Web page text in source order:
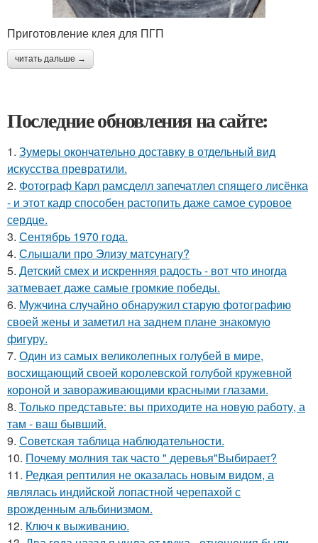
Приготовление клея для ПГП
читать дальше →
Последние обновления на сайте:
1. Зумеры окончательно доставку в отдельный вид
искусства превратили.
2. Фотограф Карл рамсделл запечатлел спящего лисёнка
- и этот кадр способен растопить даже самое суровое
сердце.
3. Сентябрь 1970 года.
4. Слышали про Элизу матсунагу?
5. Детский смех и искренняя радость - вот что иногда
затмевает даже самые громкие победы.
6. Мужчина случайно обнаружил старую фотографию
своей жены и заметил на заднем плане знакомую
фигуру.
7. Один из самых великолепных голубей в мире,
восхищающий своей королевской голубой кружевной
короной и завораживающими красными глазами.
8. Только представьте: вы приходите на новую работу, а
там - ваш бывший.
9. Советская таблица наблюдательности.
10. Почему молния так часто " деревья"Выбирает?
11. Редкая рептилия не оказалась новым видом, а
являлась индийской лопастной черепахой с
врожденным альбинизмом.
12. Ключ к выживанию.